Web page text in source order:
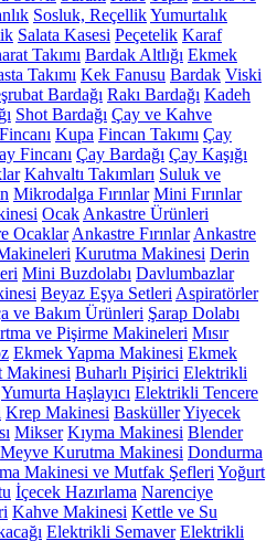
Sosluk, ReçellikYumurtalık
Salata Kasesi Peçetelik Karaf
Takımı Bardak Altlığı Ekmek
Takımı Kek Fanusu Bardak Viski
Bardağı Rakı Bardağı Kadeh
Shot Bardağı Çay ve Kahve
Kupa Fincan Takımı Çay
Fincanı Çay Bardağı Çay Kaşığı
Kahvaltı Takımları Suluk ve
Mikrodalga Fırınlar Mini Fırınlar
Ocak Ankastre Ürünleri
Ocaklar Ankastre Fırınlar Ankastre
Kurutma Makinesi Derin
Mini Buzdolabı Davlumbazlar
Beyaz Eşya Setleri Aspiratörler
ve Bakım Ürünleri Şarap Dolabı
ve Pişirme Makineleri Mısır
Ekmek Yapma Makinesi Ekmek
Makinesi Buharlı Pişirici Elektrikli
Yumurta Haşlayıcı Elektrikli Tencere
Krep Makinesi BasküllerYiyecek
Mikser Kıyma Makinesi Blender
Meyve Kurutma Makinesi Dondurma
Makinesi ve Mutfak Şefleri Yoğurt
İçecek Hazırlama Narenciye
Kahve Makinesi Kettle ve Su
Elektrikli Semaver Elektrikli